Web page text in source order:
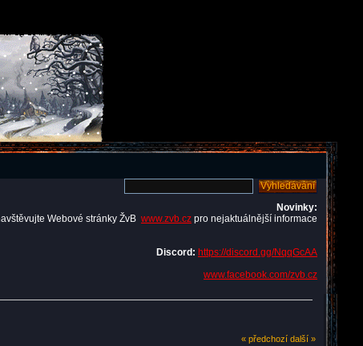
Novinky:
Webové stránky ŽvB www.zvb.cz pro nejaktuálnější informace
Discord: https://discord.gg/NqqGcAA
www.facebook.com/zvb.cz
« předchozí další »